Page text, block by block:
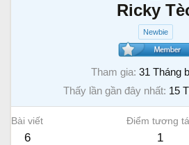
Ricky
Newbie
Tham gia 31 Tháng
Thấy lần gần đây nhất 15
Bài viết
6
Điểm tương
1